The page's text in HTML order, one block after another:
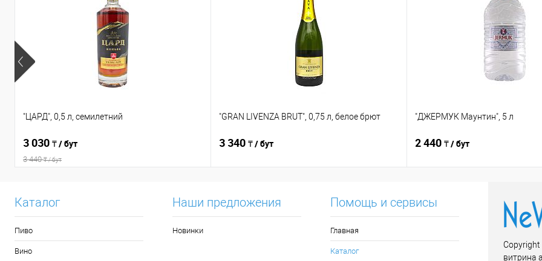
"ЦАРД", 0,5 л, семилетний
3 030 ₸ / бут
3 440₸ / бут
"GRAN LIVENZA BRUT", 0,75 л, белое брют
3 340 ₸ / бут
"ДЖЕРМУК Маунтин", 5 л
2 440 ₸ / бут
Каталог
Пиво
Вино
Наши предложения
Новинки
Помощь и сервисы
Главная
Каталог
Copyright
витрина